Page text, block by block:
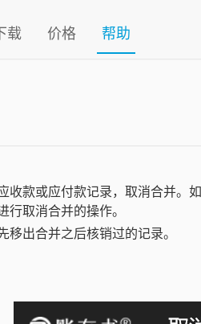
载 价格 帮助
收款或应付款记录，取消合并。
取消合并的操作。
移出合并之后核销过的记录。